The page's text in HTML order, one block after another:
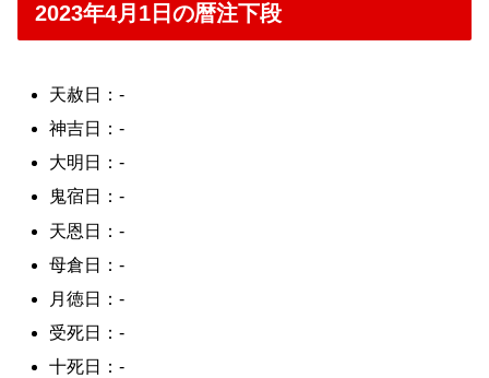
2023年4月1日の暦注下段
天赦日：-
神吉日：-
大明日：-
鬼宿日：-
天恩日：-
母倉日：-
月徳日：-
受死日：-
十死日：-